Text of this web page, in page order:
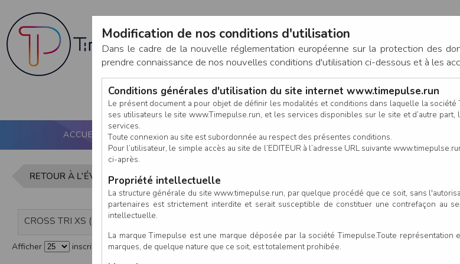
ACCUEIL PUCE ACTIVE NOS SERVICES CALENDRIER RÉSULTATS
RETOUR À L'ÉVÈNEMENT Liste des inscrits - CROSS TRI
CROSS TRI XS (à partir de Benjamin 14 ans)
Afficher
inscrits par page
Modification de nos conditions d'utilisation
Dans le cadre de la nouvelle réglementation européenne sur la protection des
prendre connaissance de nos nouvelles conditions d'utilisation ci-dessous et à les
Conditions générales d'utilisation du site internet www.timepulse.run
Le présent document a pour objet de définir les modalités et conditions dans laquelle la
ses utilisateurs le site www.Timepulse.run, et les services disponibles sur le site et d’autre
services.
Toute connexion au site est subordonnée au respect des présentes conditions.
Pour l’utilisateur, le simple accès au site de l’EDITEUR à l’adresse URL suivante
ci-après.
Propriété intellectuelle
La structure générale du site www.timepulse.run, par quelque procédé que ce soit, sans
partenaires est strictement interdite et serait susceptible de constituer une contrefaçon au
intellectuelle.
La marque Timepulse est une marque déposée par la société Timepulse.Toute
marques, de quelque nature que ce soit, est totalement prohibée.